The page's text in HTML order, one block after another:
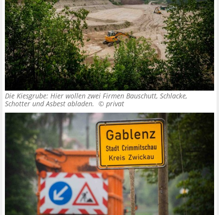
Die Kiesgrube: Hier wollen zwei Firmen Bauschutt, Schlacke,
Schotter und Asbest abladen. © privat